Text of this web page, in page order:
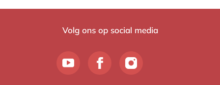
Volg ons op social media